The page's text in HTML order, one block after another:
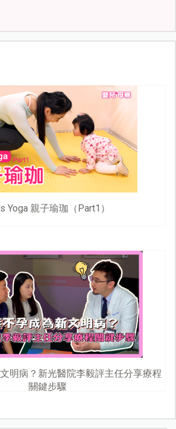
Yoga 親子瑜珈（Part1）
明病？新光醫院李毅評主任分享療程
關鍵步驟